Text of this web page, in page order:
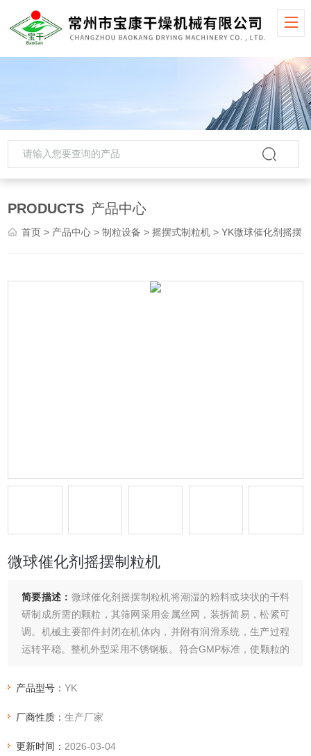
PRODUCTS 产品中心
首页 > 产品中心 >制粒设备 >摇摆式制粒机 > YK微球催化剂摇摆制粒机
微球催化剂摇摆制粒机
简要描述： 微球催化剂摇摆制粒机将潮湿的粉料或块状的干料
研制成所需的颗粒，其筛网采用金属丝网，装拆简易，松紧可
调。机械主要部件封闭在机体内，并附有润滑系统，生产过程
运转平稳。整机外型采用不锈钢板。符合GMP标准，使颗粒的
产品型号：YK
厂商性质：生产厂家
更新时间： 2026-03-04